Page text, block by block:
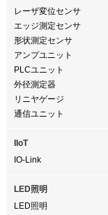
レーザ変位センサ
エッジ測定センサ
形状測定センサ
アンプユニット
PLCユニット
外径測定器
リニヤゲージ
通信ユニット
IIoT
IO-Link
LED照明
LED照明